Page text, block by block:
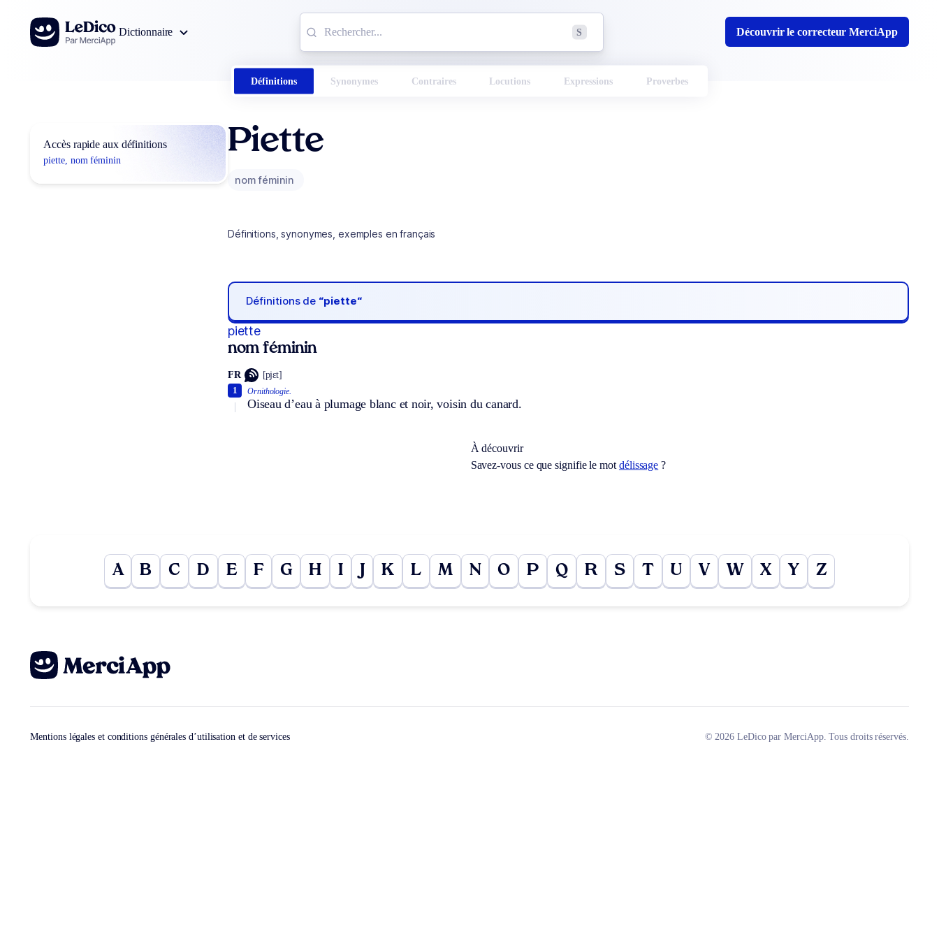
Aller au contenu
Dictionnaire
S Découvrir le correcteur MerciApp
Définitions Synonymes Contraires Locutions Expressions Proverbes
Accès rapide aux définitions
piette, nom féminin
Piette
nom féminin
Définitions, synonymes, exemples en français
Définitions de “piette“
piette
nom féminin
FR [pjɛt]
Ornithologie.
Oiseau d’eau à plumage blanc et noir, voisin du canard.
1
À découvrir
Savez-vous ce que signifie le mot délissage ?
A B C D E F G H I K L M N O P Q R S T U V W X Y Z
Mentions légales et conditions générales d’utilisation et de services © 2026 LeDico par MerciApp. Tous droits réservés.